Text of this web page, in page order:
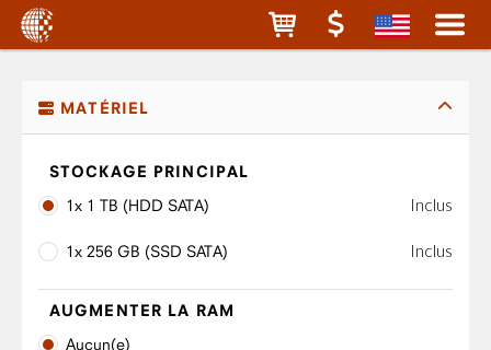
MATÉRIEL
STOCKAGE PRINCIPAL
1x 1 TB (HDD SATA)
Inclus
1x 256 GB (SSD SATA) Inclus
AUGMENTER LA RAM
Aucun(e)